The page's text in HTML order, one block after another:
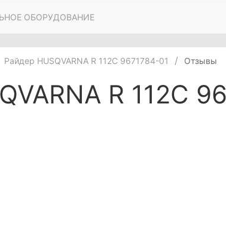
ОБОРУДОВАНИЕ
Райдер HUSQVARNA R 112C 9671784-01 Отзывы
R 112C